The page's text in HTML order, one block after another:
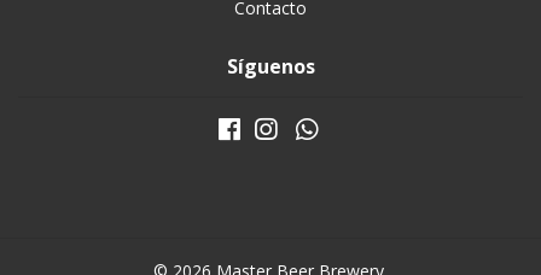
Contacto
Síguenos
© 2026 Master Beer Brewery.